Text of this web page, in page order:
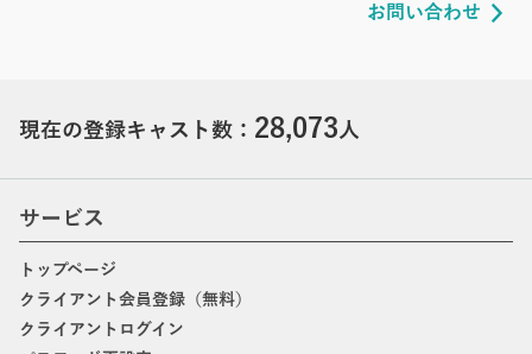
お問い合わせ
現在の登録キャスト数： 28,073人
サービス
トップページ
クライアント会員登録（無料）
クライアントログイン